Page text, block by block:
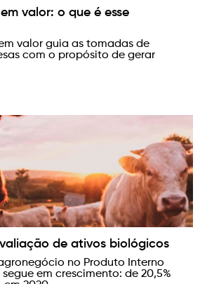
valor: o que é esse
valor guia as tomadas de
com o propósito de gerar
de ativos biológicos
no Produto Interno
segue em crescimento: de 20,5%